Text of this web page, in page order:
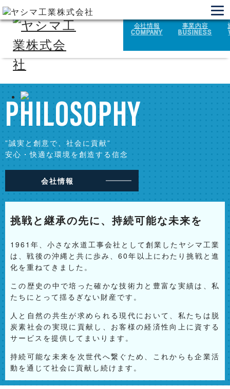
会社情報
COMPANY
事業内容
BUSINESS
PHILOSOPHY
”誠実と創意で、社会に貢献”
安心・快適な環境を創造する信念
会社情報
挑戦と継承の先に、持続可能な未来を
1961年、小さな水道工事会社として創業したヤシマ工業
は、戦後の沖縄と共に歩み、60年以上にわたり挑戦と進
化を重ねてきました。
この歴史の中で培った確かな技術力と豊富な実績は、私
たちにとって揺るぎない財産です。
人と自然の共生が求められる現代において、私たちは脱
炭素社会の実現に貢献し、お客様の経済性向上に資する
サービスを提供してまいります。
持続可能な未来を次世代へ繋ぐため、これからも企業活
動を通じて社会に貢献し続けます。